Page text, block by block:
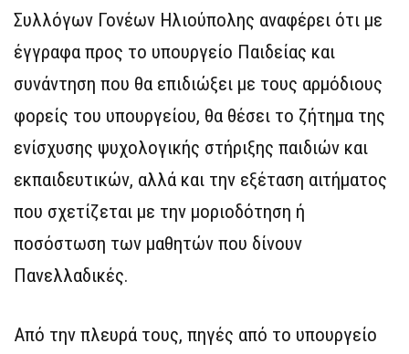
Συλλόγων Γονέων Ηλιούπολης αναφέρει ότι με
έγγραφα προς το υπουργείο Παιδείας και
συνάντηση που θα επιδιώξει με τους αρμόδιους
φορείς του υπουργείου, θα θέσει το ζήτημα της
ενίσχυσης ψυχολογικής στήριξης παιδιών και
εκπαιδευτικών, αλλά και την εξέταση αιτήματος
που σχετίζεται με την μοριοδότηση ή
ποσόστωση των μαθητών που δίνουν
Πανελλαδικές.
Από την πλευρά τους, πηγές από το υπουργείο